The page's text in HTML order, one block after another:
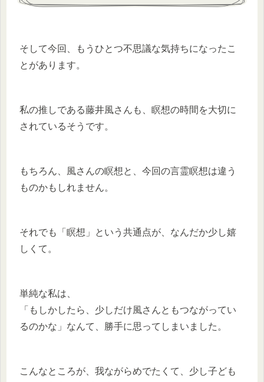
そして今回、もうひとつ不思議な気持ちになったこ
とがあります。
私の推しである藤井風さんも、瞑想の時間を大切に
されているそうです。
もちろん、風さんの瞑想と、今回の言霊瞑想は違う
ものかもしれません。
それでも「瞑想」という共通点が、なんだか少し嬉
しくて。
単純な私は、
「もしかしたら、少しだけ風さんともつながってい
るのかな」なんて、勝手に思ってしまいました。
こんなところが、我ながらめでたくて、少し子ども